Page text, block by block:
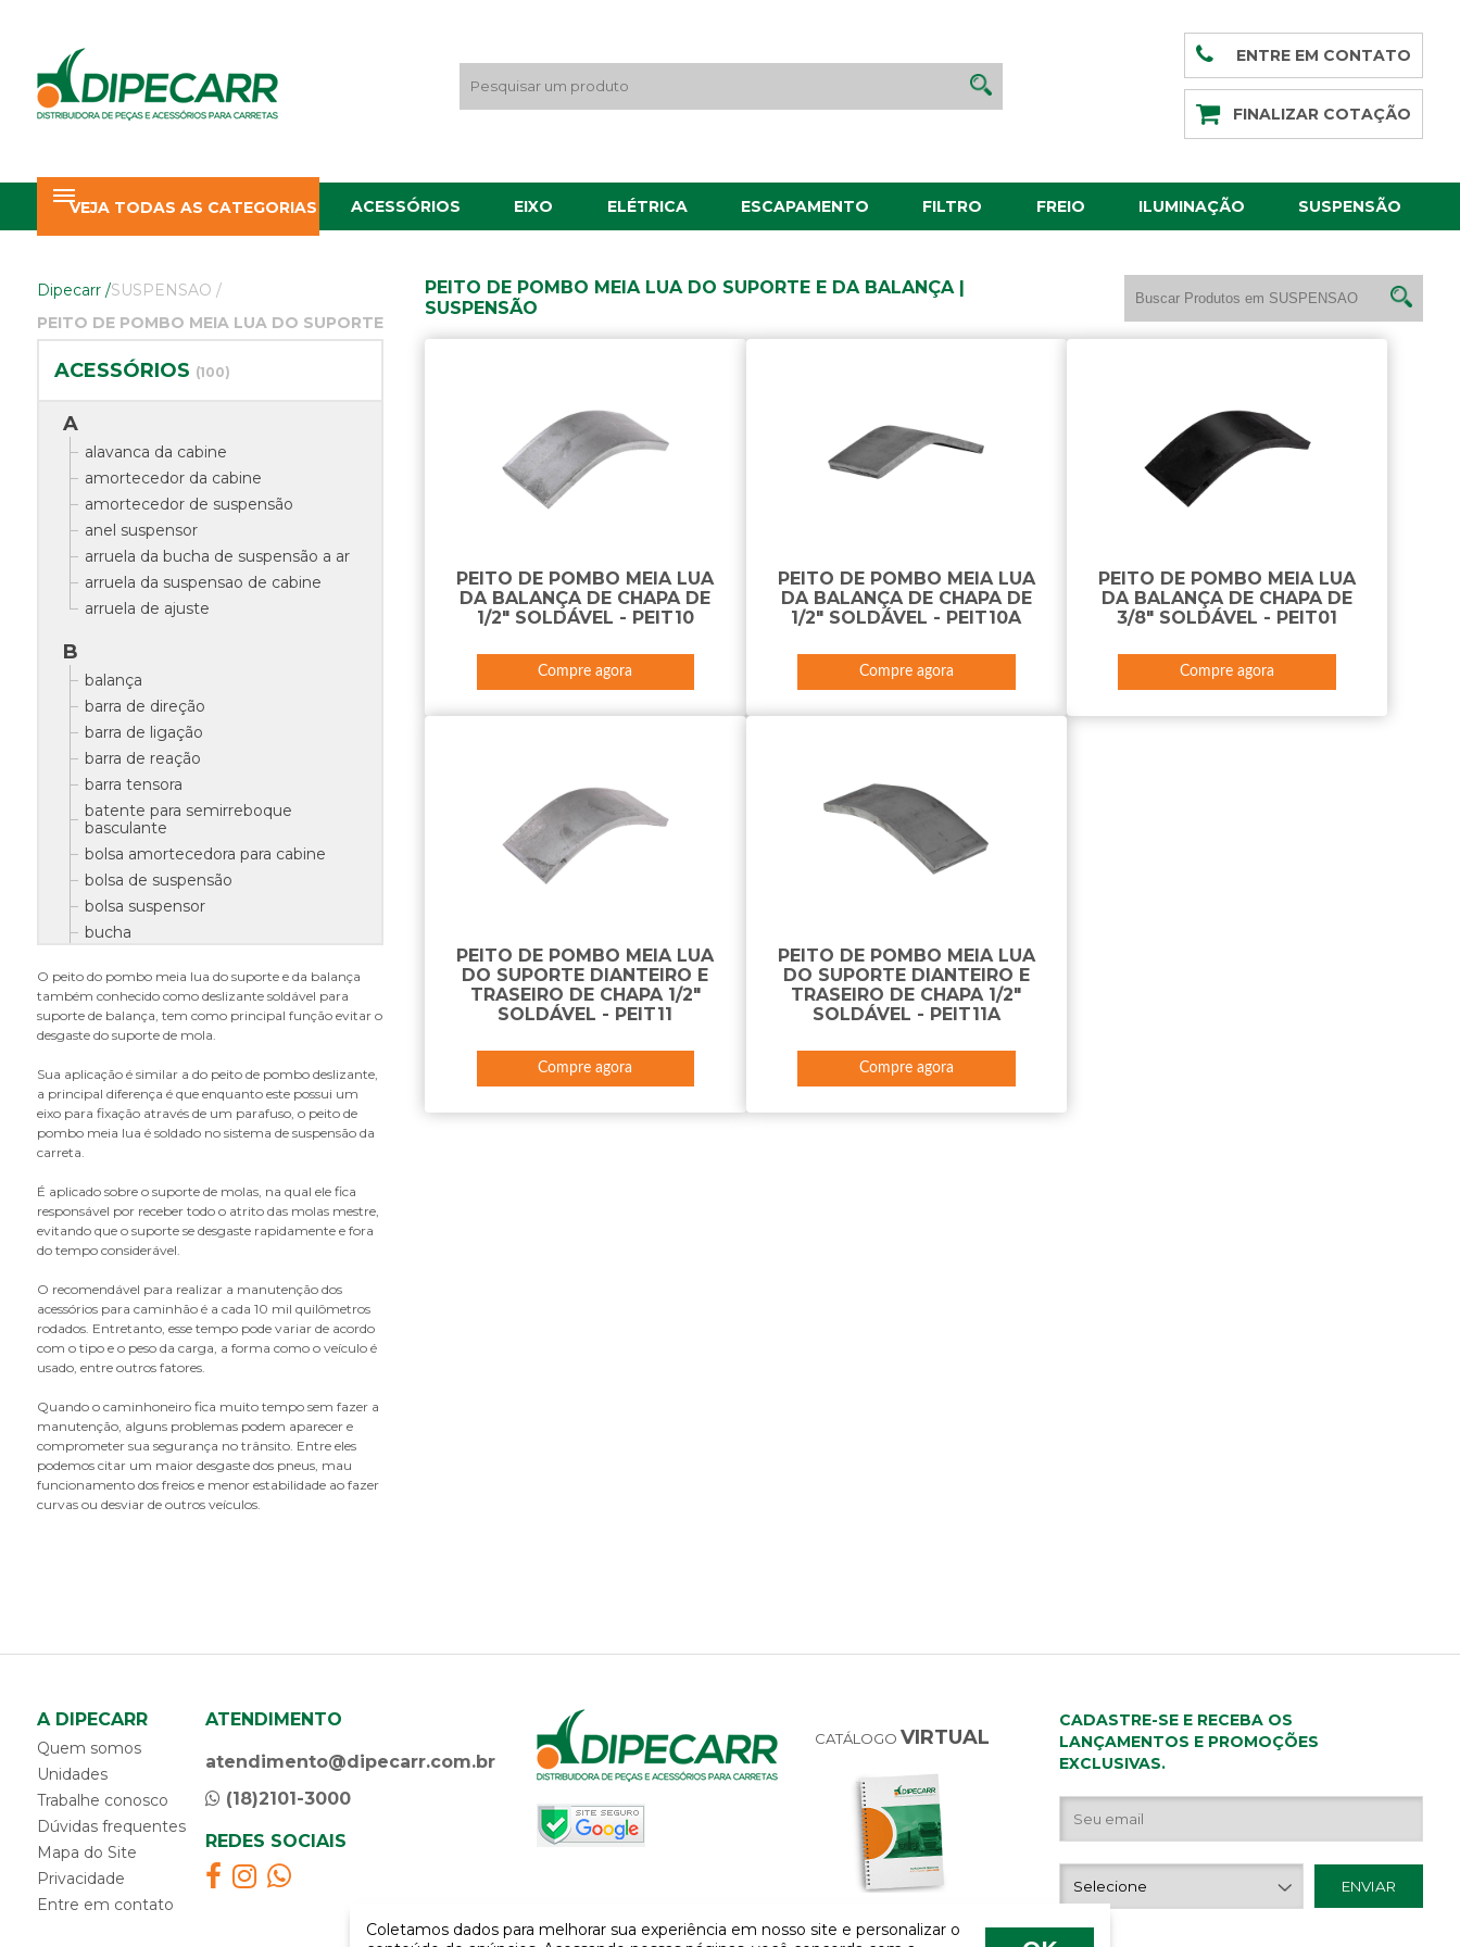
ENTRE EM CONTATO
FINALIZAR COTAÇÃO
VEJA TODAS AS CATEGORIAS ACESSÓRIOS EIXO ELÉTRICA ESCAPAMENTO FILTRO FREIO ILUMINAÇÃO SUSPENSÃO
Dipecarr /SUSPENSAO /
PEITO DE POMBO MEIA LUA DO SUPORTE
E DA BALANCA
ACESSÓRIOS (100)
A
alavanca da cabine
amortecedor da cabine
amortecedor de suspensão
anel suspensor
arruela da bucha de suspensão a ar
arruela da suspensao de cabine
arruela de ajuste
B
balança
barra de direção
barra de ligação
barra de reação
barra tensora
batente para semirreboque
basculante
bolsa amortecedora para cabine
bolsa de suspensão
bolsa suspensor
bucha
bucha da cabine
bucha da ponteira do tensor
bucha da suspensão
bucha de reparo da haste de reação
bucha do amortecedor
bucha do olhal do amortecedor
bucha do tirante
bucha estabilizadora
C
castanha da bucha da suspensão
pneumática
chaveta do mancal
cinta limitadora da suspensão
coxim suspensao da cabine
cupilha
E
espaçador calço para molejo
flange do suspensor
grampo de cavalo
grampo do modejo modelo d
grampo do molejo modelo c
grampo do molejo modelo ca
grampo do molejo modelo da
grampo do suspensor modelo c
grampo do suspensor modelo d
graxeira
O peito do pombo meia lua do suporte e da balança
também conhecido como deslizante soldável para
suporte de balança, tem como principal função evitar o
desgaste do suporte de mola.
Sua aplicação é similar a do peito de pombo deslizante,
a principal diferença é que enquanto este possui um
eixo para fixação através de um parafuso, o peito de
pombo meia lua é soldado no sistema de suspensão da
carreta.
É aplicado sobre o suporte de molas, na qual ele fica
responsável por receber todo o atrito das molas mestre,
evitando que o suporte se desgaste rapidamente e fora
do tempo considerável.
O recomendável para realizar a manutenção dos
acessórios para caminhão é a cada 10 mil quilômetros
rodados. Entretanto, esse tempo pode variar de acordo
com o tipo e o peso da carga, a forma como o veículo é
usado, entre outros fatores.
Quando o caminhoneiro fica muito tempo sem fazer a
manutenção, alguns problemas podem aparecer e
comprometer sua segurança no trânsito. Entre eles
podemos citar um maior desgaste dos pneus, mau
funcionamento dos freios e menor estabilidade ao fazer
curvas ou desviar de outros veículos.
PEITO DE POMBO MEIA LUA DO SUPORTE E DA BALANÇA |
SUSPENSÃO
PEITO DE POMBO MEIA LUA
DA BALANÇA DE CHAPA DE
1/2" SOLDÁVEL - PEIT10
Compre agora
PEITO DE POMBO MEIA LUA
DA BALANÇA DE CHAPA DE
1/2" SOLDÁVEL - PEIT10A
Compre agora
PEITO DE POMBO MEIA LUA
DA BALANÇA DE CHAPA DE
3/8" SOLDÁVEL - PEIT01
Compre agora
PEITO DE POMBO MEIA LUA
DO SUPORTE DIANTEIRO E
TRASEIRO DE CHAPA 1/2"
SOLDÁVEL - PEIT11
Compre agora
PEITO DE POMBO MEIA LUA
DO SUPORTE DIANTEIRO E
TRASEIRO DE CHAPA 1/2"
SOLDÁVEL - PEIT11A
Compre agora
A DIPECARR
Quem somos
Unidades
Trabalhe conosco
Dúvidas frequentes
Mapa do Site
Privacidade
Entre em contato
ATENDIMENTO
atendimento@dipecarr.com.br
(18)2101-3000
REDES SOCIAIS
CATÁLOGO VIRTUAL
CADASTRE-SE E RECEBA OS
LANÇAMENTOS E PROMOÇÕES
EXCLUSIVAS.
Coletamos dados para melhorar sua experiência em nosso site e personalizar o